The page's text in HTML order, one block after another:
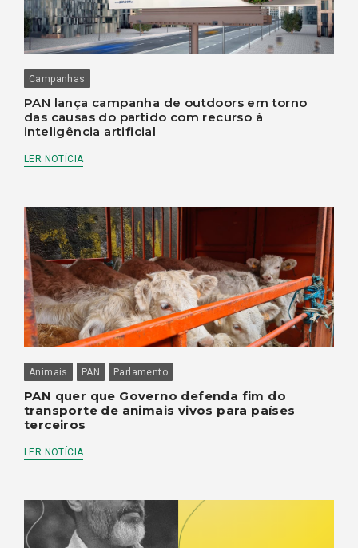
Campanhas
PAN lança campanha de outdoors em torno
das causas do partido com recurso à
inteligência artificial
LER NOTÍCIA
Animais PAN Parlamento
PAN quer que Governo defenda fim do
transporte de animais vivos para países
terceiros
LER NOTÍCIA